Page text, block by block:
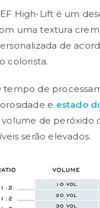
High-Lift é um
uma textura
de
colorista.
tempo de
e estado
volume de peróxido
serão elevados.